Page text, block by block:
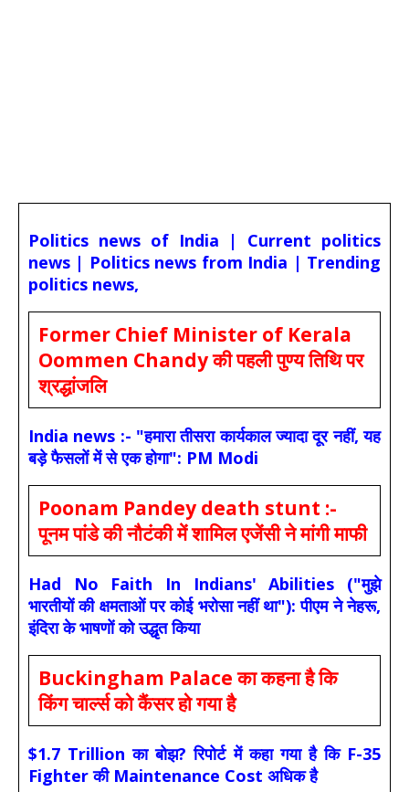
Politics news of India | Current politics
news | Politics news from India | Trending
politics news,
Former Chief Minister of Kerala
Oommen Chandy की पहली पुण्य तिथि पर
श्रद्धांजलि
India news :- "हमारा तीसरा कार्यकाल ज्यादा दूर नहीं, यह
बड़े फैसलों में से एक होगा": PM Modi
Poonam Pandey death stunt :-
पूनम पांडे की नौटंकी में शामिल एजेंसी ने मांगी माफी
Had No Faith In Indians' Abilities ("मुझे
भारतीयों की क्षमताओं पर कोई भरोसा नहीं था"): पीएम ने नेहरू,
इंदिरा के भाषणों को उद्धृत किया
Buckingham Palace का कहना है कि
किंग चार्ल्स को कैंसर हो गया है
$1.7 Trillion का बोझ? रिपोर्ट में कहा गया है कि F-35
Fighter की Maintenance Cost अधिक है